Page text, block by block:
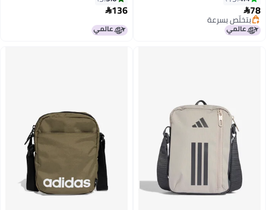
78
بتخلّص بسرعة
بتخلّص بسرعة
136